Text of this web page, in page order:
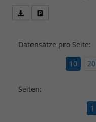
speichern/drucken
Datensätze pro Seite:
10
20
Seiten:
1